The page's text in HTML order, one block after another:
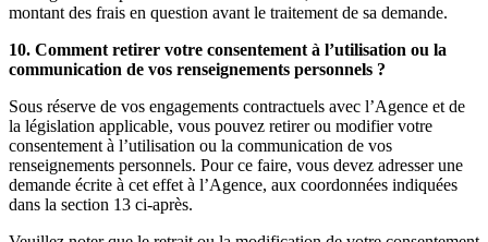
montant des frais en question avant le traitement de sa demande.
10. Comment retirer votre consentement à l’utilisation ou la
communication de vos renseignements personnels ?
Sous réserve de vos engagements contractuels avec l’Agence et de
la législation applicable, vous pouvez retirer ou modifier votre
consentement à l’utilisation ou la communication de vos
renseignements personnels. Pour ce faire, vous devez adresser une
demande écrite à cet effet à l’Agence, aux coordonnées indiquées
dans la section 13 ci-après.